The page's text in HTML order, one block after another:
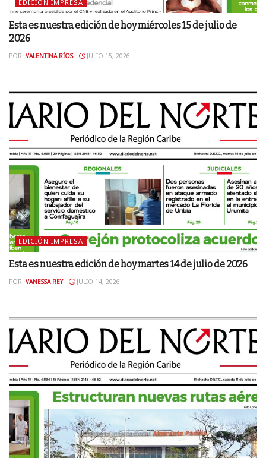
EDICIÓN IMPRESA
Esta es nuestra edición de hoy miércoles 15 de julio de
2026
POR: VALENTINA RÍOS JULIO 15, 2026
EDICIÓN IMPRESA
Esta es nuestra edición de hoy martes 14 de julio de 2026
POR: VANESSA REY JULIO 14, 2026